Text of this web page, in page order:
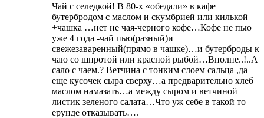
Чай с селедкой! В 80-х «обедали» в кафе
бутербродом с маслом и скумбрией или килькой
+чашка …нет не чая-черного кофе…Кофе не пью
уже 4 года -чай пью(разный)и
свежезаваренный(прямо в чашке)…и бутерброды к
чаю со шпротой или красной рыбой…Вполне..!..А
сало с чаем.? Ветчина с тонким слоем сальца ,да
еще кусочек сыра сверху…а предварительно хлеб
маслом намазать…а между сыром и ветчиной
листик зеленого салата…Что уж себе в такой то
ерунде отказывать….